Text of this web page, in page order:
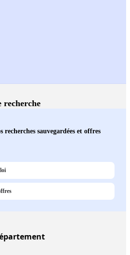
recherche
recherches sauvegardées et offres